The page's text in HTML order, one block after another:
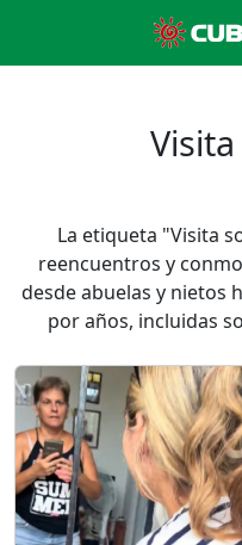
La etiqueta "Visita
reencuentros y
desde abuelas y nietos
por años, incluidas